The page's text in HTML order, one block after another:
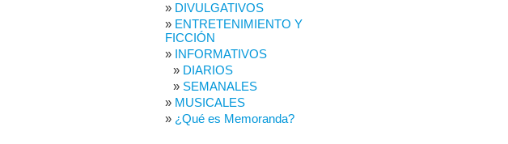
DIVULGATIVOS
ENTRETENIMIENTO Y
FICCIÓN
INFORMATIVOS
DIARIOS
SEMANALES
MUSICALES
¿Qué es Memoranda?